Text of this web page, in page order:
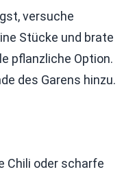
versuche
Stücke und brate
pflanzliche Option.
des Garens hinzu.
Chili oder scharfe